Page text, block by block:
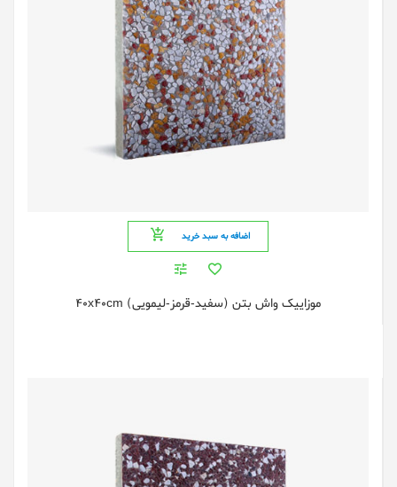
اضافه به سبد خرید
موزایيک واش بتن (سفید-قرمز-لیمویی) 40x40cm